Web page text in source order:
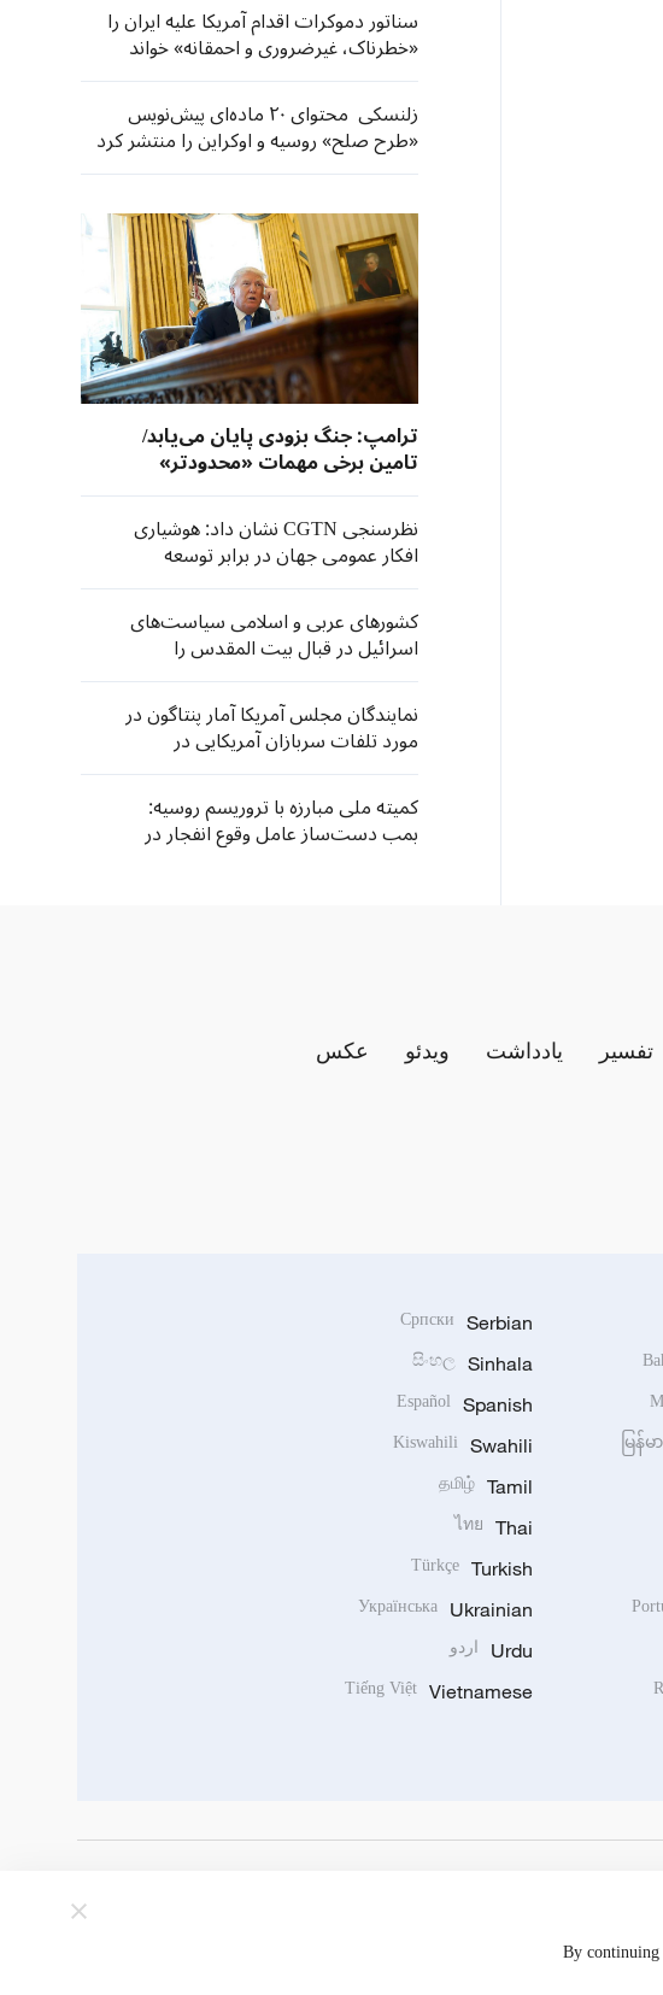
سناتور دموکرات اقدام آمریکا علیه ایران را
«خطرناک، غیرضروری و احمقانه» خواند
زلنسکی محتوای ۲۰ ماده‌ای پیش‌نویس
«طرح صلح» روسیه و اوکراین را منتشر کرد
ترامپ: جنگ بزودی پایان می‌یابد/
تامین برخی مهمات «محدودتر»
شده است
نظرسنجی CGTN نشان داد: هوشیاری
افکار عمومی جهان در برابر توسعه
نظامی‌گری ژاپن
کشورهای عربی و اسلامی سیاست‌های
اسرائیل در قبال بیت المقدس را
محکوم کردند
نمایندگان مجلس آمریکا آمار پنتاگون در
مورد تلفات سربازان آمریکایی در
درگیری با ایران را زیر سوال بردند
کمیته ملی مبارزه با تروریسم روسیه:
بمب دست‌ساز عامل وقوع انفجار در
تفسیر یادداشت ویدئو عکس
မြန်
Serbian
Српски
Sinhala
සිංහල
Spanish
Español
Swahili
Kiswahili
Tamil
தமிழ்
Thai
ไทย
Turkish
Türkçe
Ukrainian
Українська
Urdu اردو
Vietnamese
Tiếng Việt
By continuing